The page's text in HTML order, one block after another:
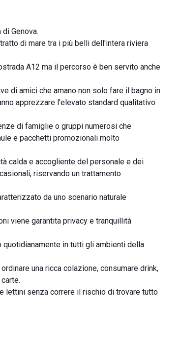
Genova.
di mare tra i più belli dell'intera riviera
A12 ma il percorso è ben servito anche
di amici che amano non solo fare il bagno in
apprezzare l'elevato standard qualitativo
di famiglie o gruppi numerosi che
e pacchetti promozionali molto
calda e accogliente del personale e dei
riservando un trattamento
da uno scenario naturale
viene garantita privacy e tranquillità
in tutti gli ambienti della
una ricca colazione, consumare drink,
lettini senza correre il rischio di trovare tutto